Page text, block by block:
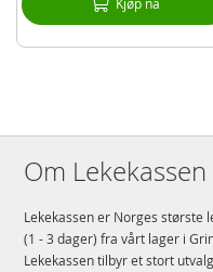
Kjøp nå
Om Lekekassen
Lekekassen er Norges største
(1 - 3 dager) fra vårt lager i
Lekekassen tilbyr et stort